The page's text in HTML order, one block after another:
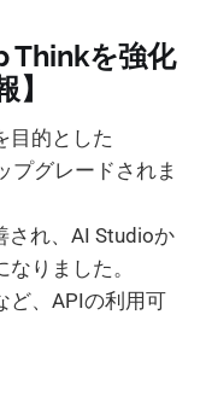
Thinkを強化
目的とした
プグレードされま
され、AI Studioか
りました。
ど、APIの利用可